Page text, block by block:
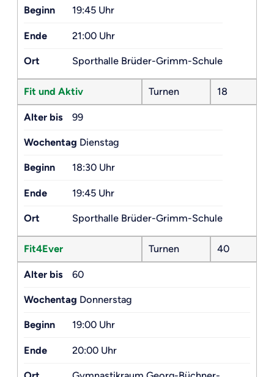
Beginn 19:45 Uhr
Ende 21:00 Uhr
Ort Sporthalle Brüder-Grimm-Schule
Fit und Aktiv Turnen 18
Alter bis 99
Wochentag Dienstag
Beginn 18:30 Uhr
Ende 19:45 Uhr
Ort Sporthalle Brüder-Grimm-Schule
Fit4Ever Turnen 40
Alter bis 60
Wochentag Donnerstag
Beginn 19:00 Uhr
Ende 20:00 Uhr